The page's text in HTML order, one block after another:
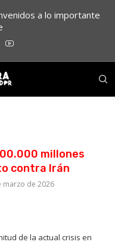
a lo importante
millones
contra Irán
marzo de 2026
de la actual crisis en